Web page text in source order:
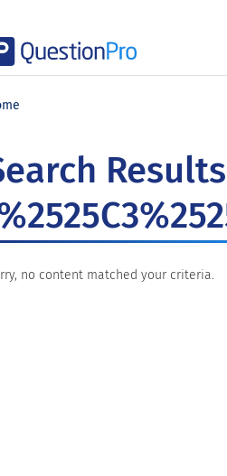
no content matched your criteria.